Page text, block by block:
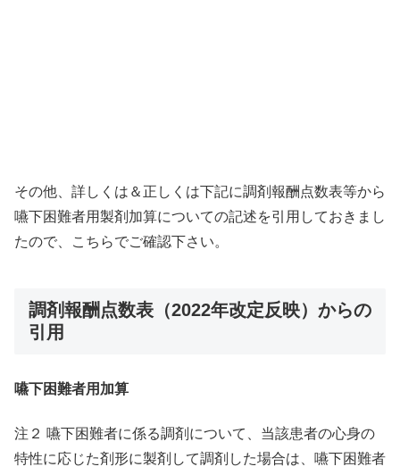
その他、詳しくは＆正しくは下記に調剤報酬点数表等から
嚥下困難者用製剤加算についての記述を引用しておきまし
たので、こちらでご確認下さい。
調剤報酬点数表（2022年改定反映）からの
引用
嚥下困難者用加算
注２ 嚥下困難者に係る調剤について、当該患者の心身の
特性に応じた剤形に製剤して調剤した場合は、嚥下困難者